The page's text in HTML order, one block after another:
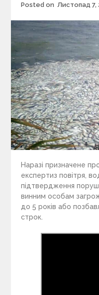
Posted on Листопад 7,
Наразі призначене
експертиз повітря,
підтвердження
винним особам
до 5 років або
строк.